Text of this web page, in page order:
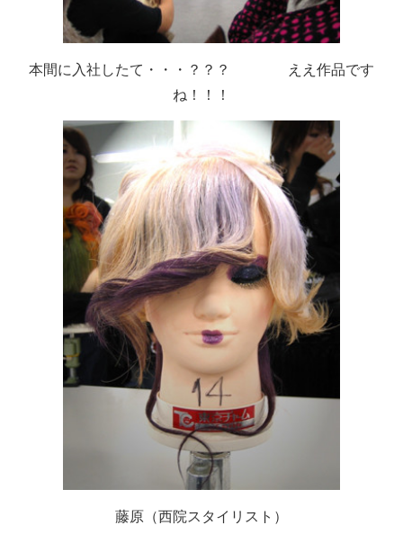
本間に入社したて・・・？？？ ええ作品です
ね！！！
藤原（西院スタイリスト）